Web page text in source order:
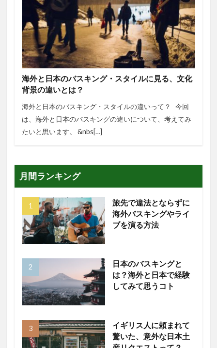
海外と日本のバスキング・スタイルに見る、文化
背景の違いとは？
海外と日本のバスキング・スタイルの違いって？ 今回
は、海外と日本のバスキングの違いについて、考えてみ
たいと思います。 &nbs[…]
月間ランキング
旅先で違法とならずに
海外バスキングやライ
ブを演る方法
日本のバスキングと
は？海外と日本で経験
してみて思うコト
イギリス人に頼まれて
驚いた、意外な日本土